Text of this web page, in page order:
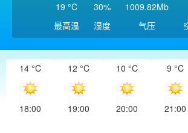
19 °C
最高温
30%
湿度
1009.82Mb
气压
14 °C
18:00
12 °C
19:00
10 °C
20:00
9 °C
21:00